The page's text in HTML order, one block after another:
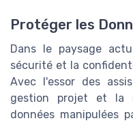
Protéger les
Dans le paysage
sécurité et la
Avec l'essor des
gestion projet et la
données manipulées